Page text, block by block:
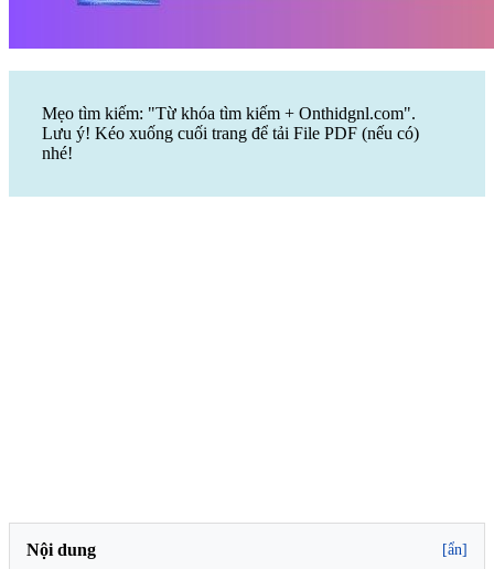
Mẹo tìm kiếm: "Từ khóa tìm kiếm + Onthidgnl.com".
Lưu ý! Kéo xuống cuối trang để tải File PDF (nếu có)
nhé!
Nội dung [ẩn]